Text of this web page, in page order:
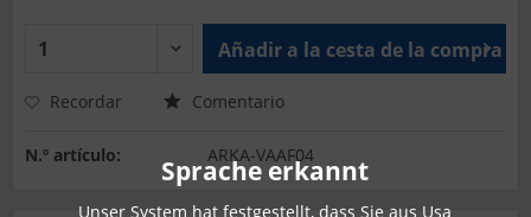
Añadir a la cesta de la compra
Recordar Comentario
N.º artículo: ARKA-VAAF04
Sprache erkannt
Unser System hat festgestellt, dass Sie aus Usa